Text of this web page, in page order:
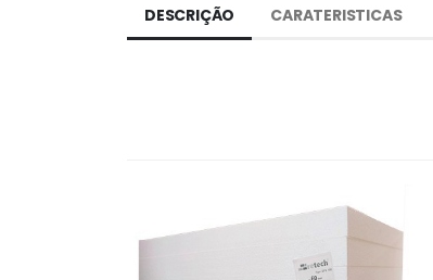
DESCRIÇÃO CARATERISTICAS